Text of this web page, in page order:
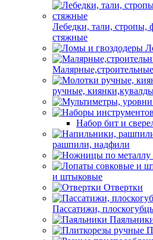
Лебедки, тали, стропы,
стяжные
ручные,
Набор бит и
рашпили, надфили
и штыковые
Отвертки
Пассатижи,